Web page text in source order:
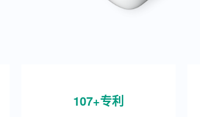
107+专利